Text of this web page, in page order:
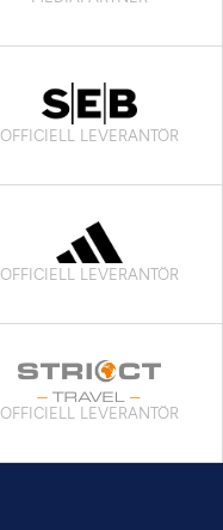
OFFICIELL LEVERANTÖR
OFFICIELL LEVERANTÖR
OFFICIELL LEVERANTÖR